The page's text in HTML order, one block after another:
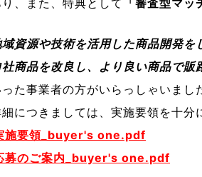
、また、特典として 「審査型マッ
資源や技術を活用した商品開発を
社商品を改良し、より良い商品で販
った事業者の方がいらっしゃいまし
につきましては、実施要領を十分
施要領_buyer's one.pdf
募のご案内_buyer's one.pdf